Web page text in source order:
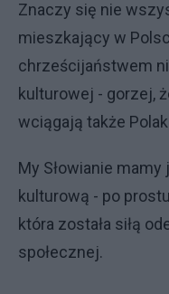
Znaczy się nie
mieszkający w
chrześcijaństwem
kulturowej - gorzej,
wciągają także
My Słowianie
kulturową - po
która została siłą
społecznej.